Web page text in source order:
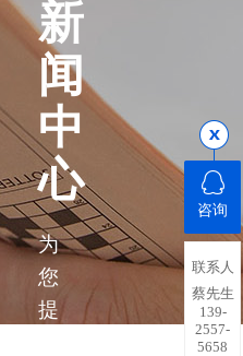
新
闻
中
心
为
您
提
咨询
联系人
蔡先生
139-
2557-
5658